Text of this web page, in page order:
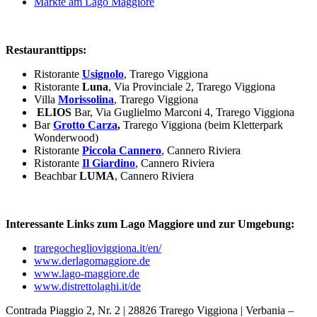
Restauranttipps:
Ristorante Usignolo, Trarego Viggiona
Ristorante Luna, Via Provinciale 2, Trarego Viggiona
Villa Morissolina, Trarego Viggiona
ELIOS Bar, Via Guglielmo Marconi 4, Trarego Viggiona
BarGrotto Carza, Trarego Viggiona (beim Kletterpark
Wonderwood)
Ristorante Piccola Cannero, Cannero Riviera
Ristorante Il Giardino, Cannero Riviera
BeachbarLUMA, Cannero Riviera
Interessante Links zum Lago Maggiore und zur Umgebung:
traregocheglioviggiona.it/en/
www.derlagomaggiore.de
www.lago-maggiore.de
www.distrettolaghi.it/de
Contrada Piaggio 2, Nr. 2 | 28826 Trarego Viggiona | Verbania –